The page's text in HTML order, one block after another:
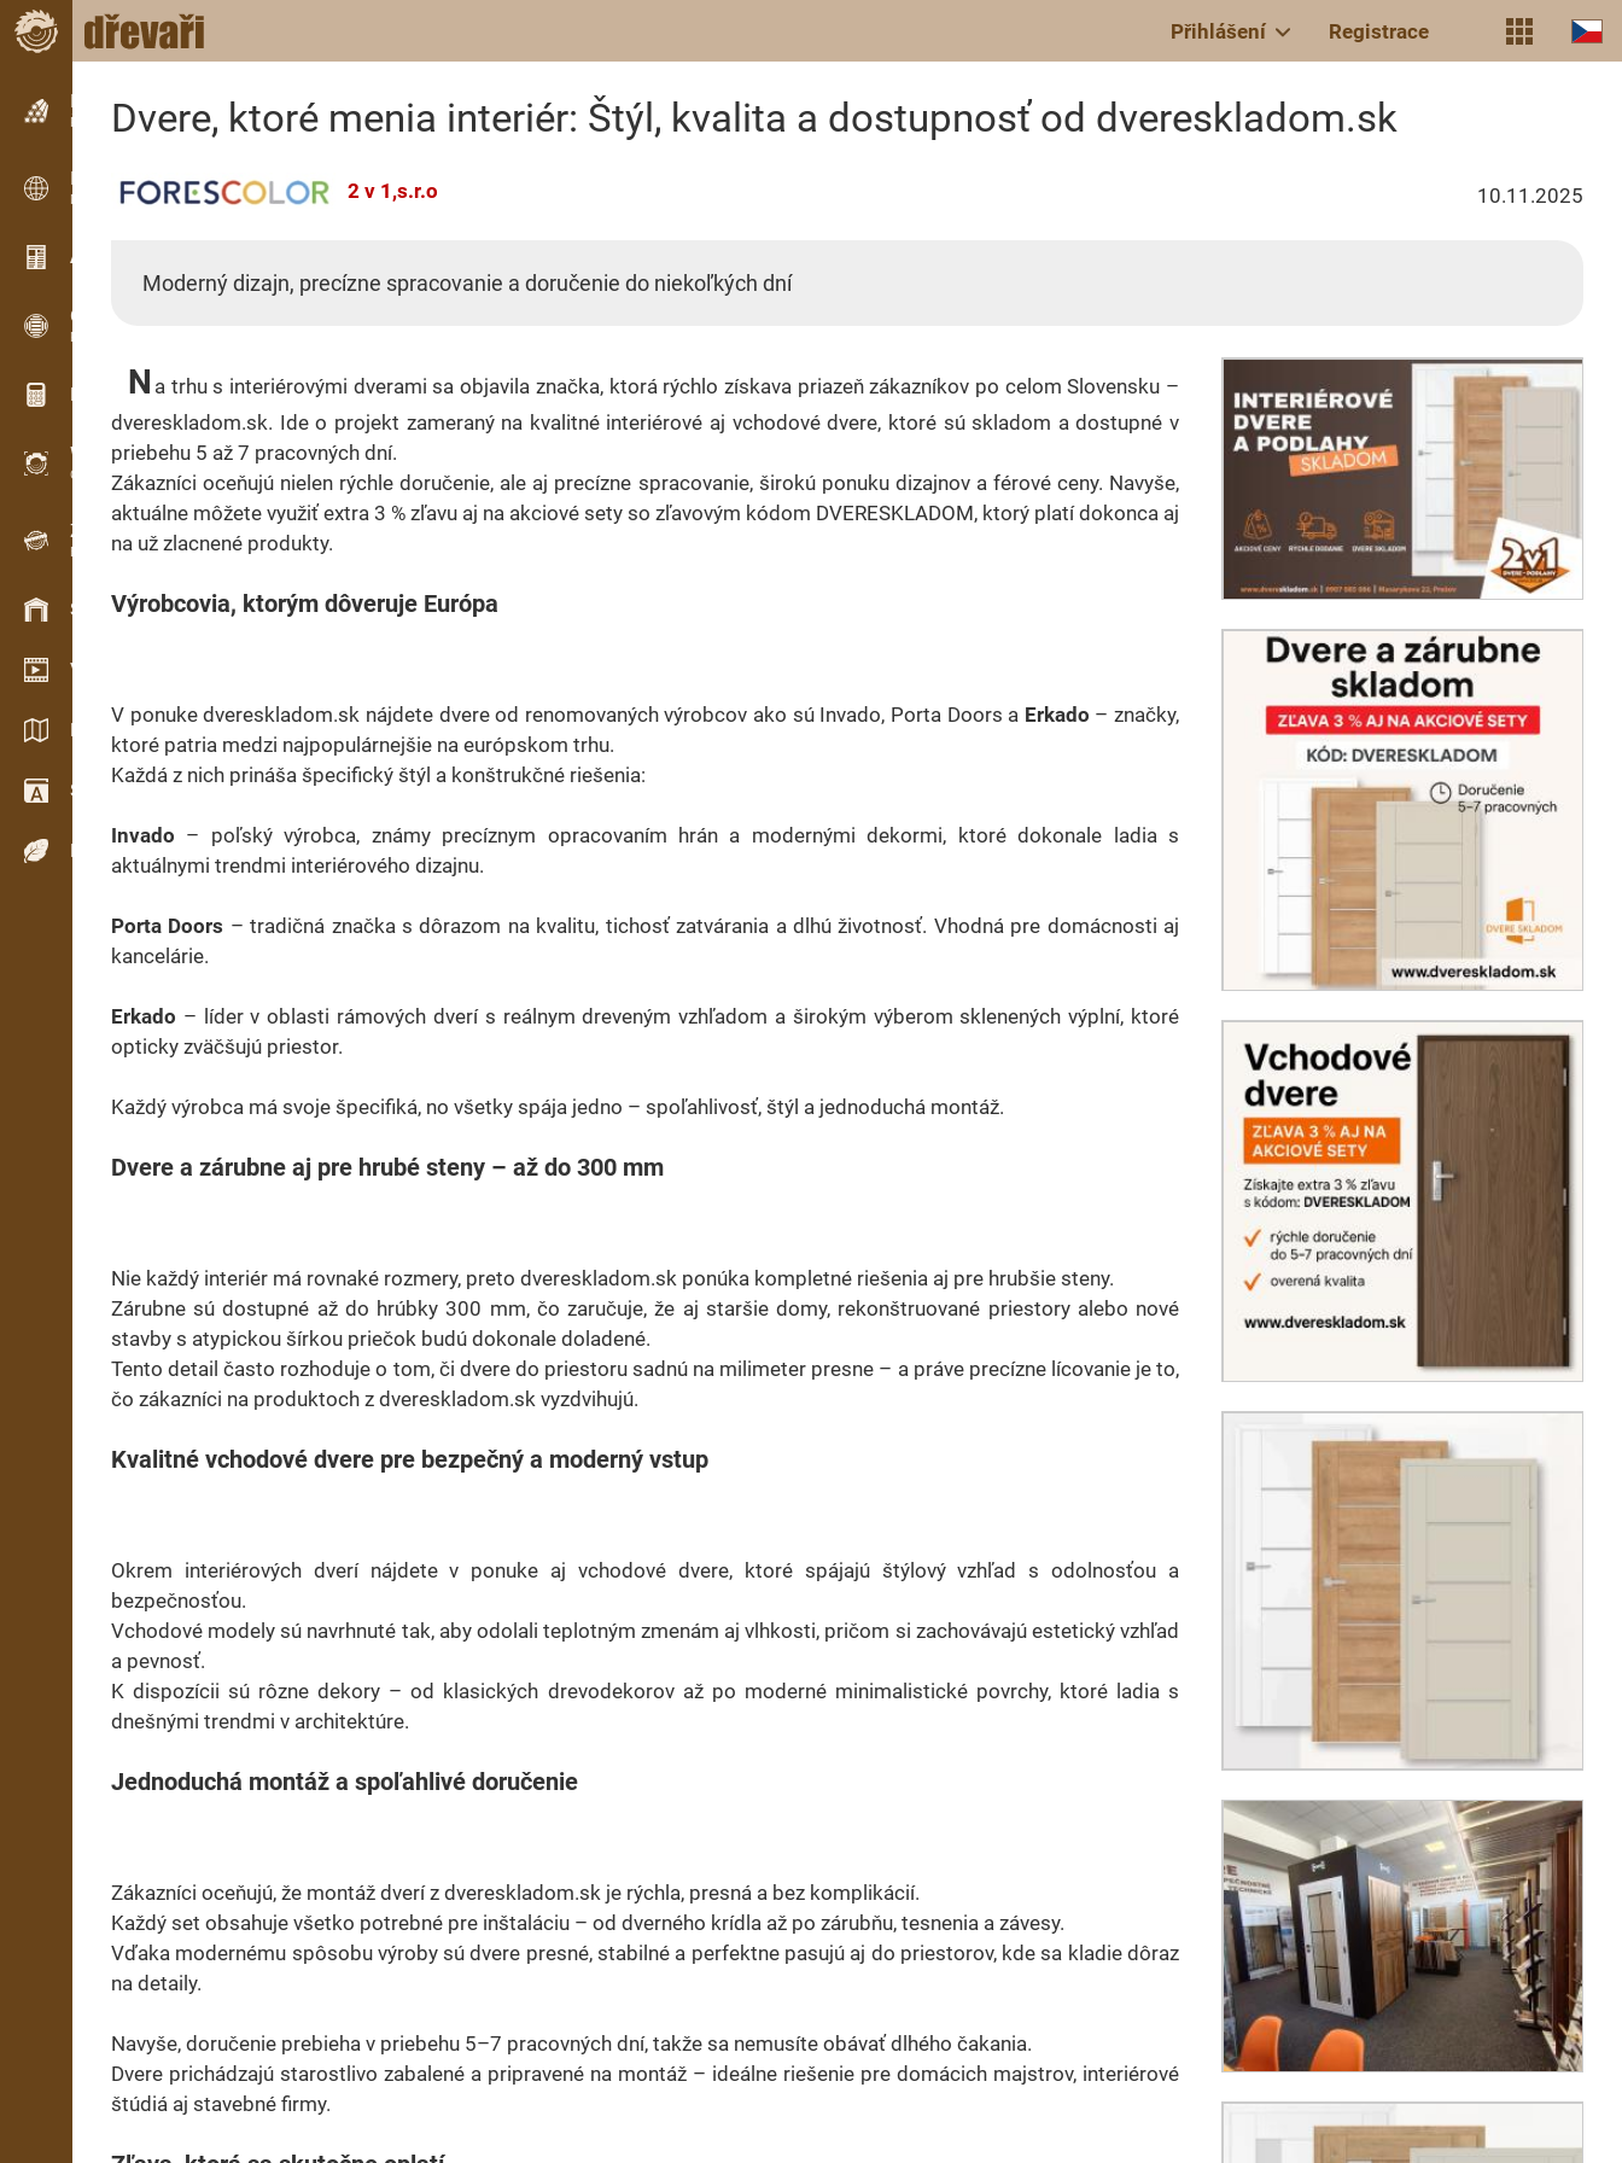
Přihlášení Registrace
Inzerce
Řádková inzerce
Inzerce
Mezinárodní inzerce
Aktuality / Články
OPTI-TIMB
Pořezová schémata
Dřevařské kalkulačky
WoodProfi
Objem dřeva s AI
Záznamník
Evidence dřeva v terénu
Skladové hospodářství
Video showroom
Katalogy / Brožury
Slovník
Dřeviny
Dvere, ktoré menia interiér: Štýl, kvalita a dostupnosť od dvereskladom.sk
2 v 1,s.r.o 10.11.2025
Moderný dizajn, precízne spracovanie a doručenie do niekoľkých dní
N a trhu s interiérovými dverami sa objavila značka, ktorá rýchlo získava priazeň zákazníkov po celom Slovensku –
dvereskladom.sk. Ide o projekt zameraný na kvalitné interiérové aj vchodové dvere, ktoré sú skladom a dostupné v
priebehu 5 až 7 pracovných dní.
Zákazníci oceňujú nielen rýchle doručenie, ale aj precízne spracovanie, širokú ponuku dizajnov a férové ceny. Navyše,
aktuálne môžete využiť extra 3 % zľavu aj na akciové sety so zľavovým kódom DVERESKLADOM, ktorý platí dokonca aj
na už zlacnené produkty.
Výrobcovia, ktorým dôveruje Európa
V ponuke dvereskladom.sk nájdete dvere od renomovaných výrobcov ako sú Invado, Porta Doors a Erkado – značky,
ktoré patria medzi najpopulárnejšie na európskom trhu.
Každá z nich prináša špecifický štýl a konštrukčné riešenia:
Invado – poľský výrobca, známy precíznym opracovaním hrán a modernými dekormi, ktoré dokonale ladia s
aktuálnymi trendmi interiérového dizajnu.
Porta Doors – tradičná značka s dôrazom na kvalitu, tichosť zatvárania a dlhú životnosť. Vhodná pre domácnosti aj
kancelárie.
Erkado – líder v oblasti rámových dverí s reálnym dreveným vzhľadom a širokým výberom sklenených výplní, ktoré
opticky zväčšujú priestor.
Každý výrobca má svoje špecifiká, no všetky spája jedno – spoľahlivosť, štýl a jednoduchá montáž.
Dvere a zárubne aj pre hrubé steny – až do 300 mm
Nie každý interiér má rovnaké rozmery, preto dvereskladom.sk ponúka kompletné riešenia aj pre hrubšie steny.
Zárubne sú dostupné až do hrúbky 300 mm, čo zaručuje, že aj staršie domy, rekonštruované priestory alebo nové
stavby s atypickou šírkou priečok budú dokonale doladené.
Tento detail často rozhoduje o tom, či dvere do priestoru sadnú na milimeter presne – a práve precízne lícovanie je to,
čo zákazníci na produktoch z dvereskladom.sk vyzdvihujú.
Kvalitné vchodové dvere pre bezpečný a moderný vstup
Okrem interiérových dverí nájdete v ponuke aj vchodové dvere, ktoré spájajú štýlový vzhľad s odolnosťou a
bezpečnosťou.
Vchodové modely sú navrhnuté tak, aby odolali teplotným zmenám aj vlhkosti, pričom si zachovávajú estetický vzhľad
a pevnosť.
K dispozícii sú rôzne dekory – od klasických drevodekorov až po moderné minimalistické povrchy, ktoré ladia s
dnešnými trendmi v architektúre.
Jednoduchá montáž a spoľahlivé doručenie
Zákazníci oceňujú, že montáž dverí z dvereskladom.sk je rýchla, presná a bez komplikácií.
Každý set obsahuje všetko potrebné pre inštaláciu – od dverného krídla až po zárubňu, tesnenia a závesy.
Vďaka modernému spôsobu výroby sú dvere presné, stabilné a perfektne pasujú aj do priestorov, kde sa kladie dôraz
na detaily.
Navyše, doručenie prebieha v priebehu 5–7 pracovných dní, takže sa nemusíte obávať dlhého čakania.
Dvere prichádzajú starostlivo zabalené a pripravené na montáž – ideálne riešenie pre domácich majstrov, interiérové
štúdiá aj stavebné firmy.